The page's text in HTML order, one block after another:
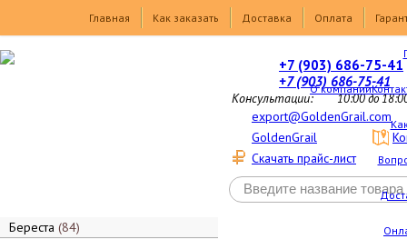
Главная
Как заказать Доставка Оплата
О компании
+7 (903) 686-75-41
+7 (903) 686-75-41
Консультации: 10:00 до
export@GoldenGrail.com
GoldenGrail
Скачать прайс-лист
Береста 84